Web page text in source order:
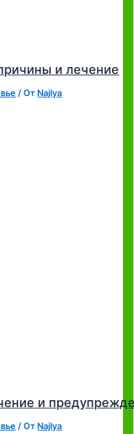
и лечение
/ От Najlya
и
/ От Najlya